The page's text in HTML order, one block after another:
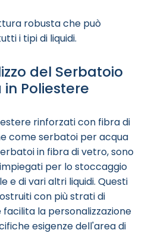
robusta che può
i tipi di liquidi.
del Serbatoio
Poliestere
rinforzati con fibra di
come serbatoi per acqua
in fibra di vetro, sono
per lo stoccaggio
e di vari altri liquidi. Questi
con più strati di
la personalizzazione
esigenze dell'area di